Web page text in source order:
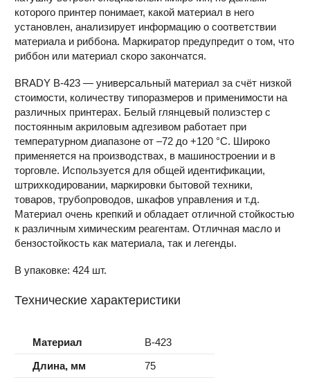
которого принтер понимает, какой материал в него
установлен, анализирует информацию о соответствии
материала и риббона. Маркиратор предупредит о том, что
риббон или материал скоро закончатся.
BRADY B-423 — универсальный материал за счёт низкой
стоимости, количеству типоразмеров и применимости на
различных принтерах. Белый глянцевый полиэстер с
постоянным акриловым адгезивом работает при
температурном диапазоне от –72 до +120 °С. Широко
применяется на производствах, в машиностроении и в
торговле. Используется для общей идентификации,
штрихкодировании, маркировки бытовой техники,
товаров, трубопроводов, шкафов управления и т.д.
Материал очень крепкий и обладает отличной стойкостью
к различным химическим реагентам. Отличная масло и
бензостойкость как материала, так и легенды.
В упаковке: 424 шт.
Технические характеристики
Материал
B-423
Длина, мм
75